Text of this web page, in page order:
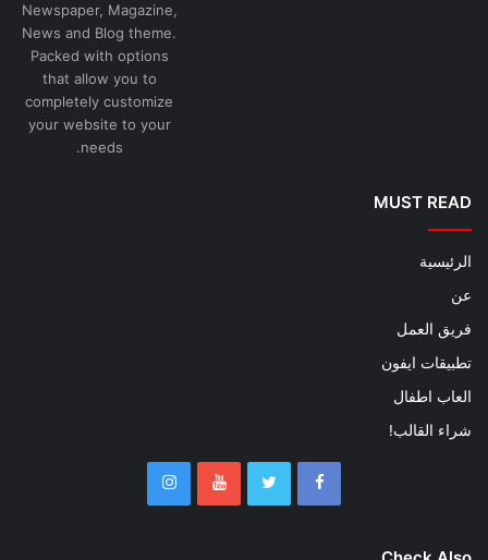
Newspaper, Magazine,
News and Blog theme.
Packed with options
that allow you to
completely customize
your website to your
needs.
MUST READ
الرئيسية
عن
فريق العمل
تطبيقات ايفون
العاب اطفال
شراء القالب!